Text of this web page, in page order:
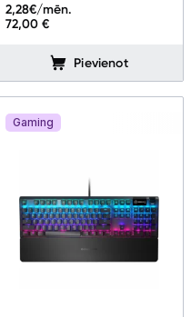
72,00 €
2,28€/mēn.
Pievienot
Gaming